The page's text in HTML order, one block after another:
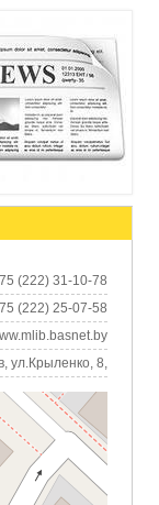
(222) 31-10-78
(222) 25-07-58
ул.Крыленко, 8,